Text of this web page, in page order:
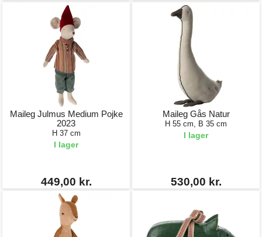
Maileg Julmus Medium Pojke
2023
H 37 cm
I lager
449,00 kr.
Maileg Gås Natur
H 55 cm, B 35 cm
I lager
530,00 kr.